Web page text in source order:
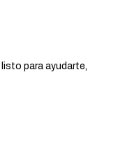
para ayudarte,